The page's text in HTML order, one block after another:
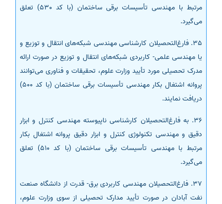
مرتبط با مهندسی تأسیسات برقی ساختمان (با کد 530) تعلق
می‌گیرد.
35. فارغ‌التحصیلان کارشناسی مهندسی شبکه‌های انتقال و توزیع و
یا مهندسی علمی- کاربردی شبکه‌های انتقال و توزیع در صورت ارائه
مدرک تحصیلی مورد تأیید وزارت علوم، تحقیقات و فناوری می‌توانند
پروانه اشتغال بکار مهندسی تأسیسات برقی ساختمان (با کد 500)
دریافت نمایند.
36. به فارغ‌التحصیلان کارشناسی ناپیوسته مهندسی کنترل و ابزار
دقیق و مهندسی تکنولوژی کنترل و ابزار دقیق پروانه اشتغال بکار
مرتبط با مهندسی تأسیسات برقی ساختمان (با کد 510) تعلق
می‌گیرد.
37. فارغ‌التحصیلان مهندسی کاربردی برق- قدرت از دانشگاه صنعت
نفت آبادان در صورت تأیید مدارک تحصیلی از سوی وزارت علوم،